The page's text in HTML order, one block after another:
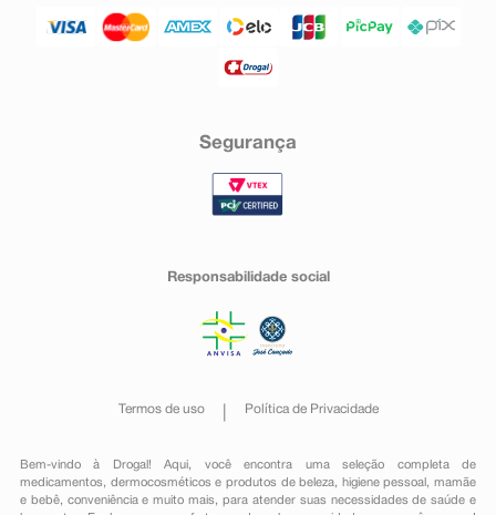
Segurança
Responsabilidade social
Termos de uso Política de Privacidade
Bem-vindo à Drogal! Aqui, você encontra uma seleção completa de
medicamentos , dermocosméticos e produtos de beleza, higiene pessoal ,mamãe
e bebê, conveniênciae muito mais, para atender suas necessidades de saúde e